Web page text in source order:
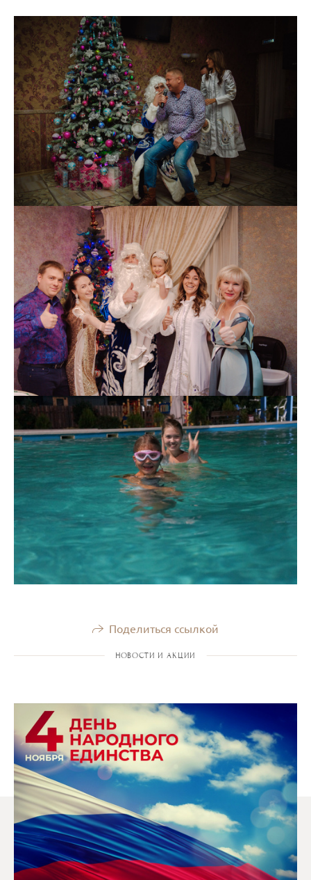
Поделиться ссылкой
НОВОСТИ И АКЦИИ